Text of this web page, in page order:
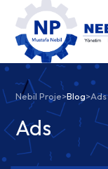
Nebil Proje>Blog>Ads
Ads